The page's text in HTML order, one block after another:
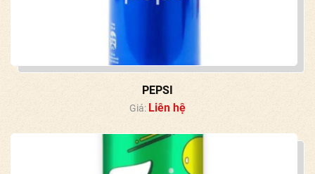
PEPSI
Giá: Liên hệ